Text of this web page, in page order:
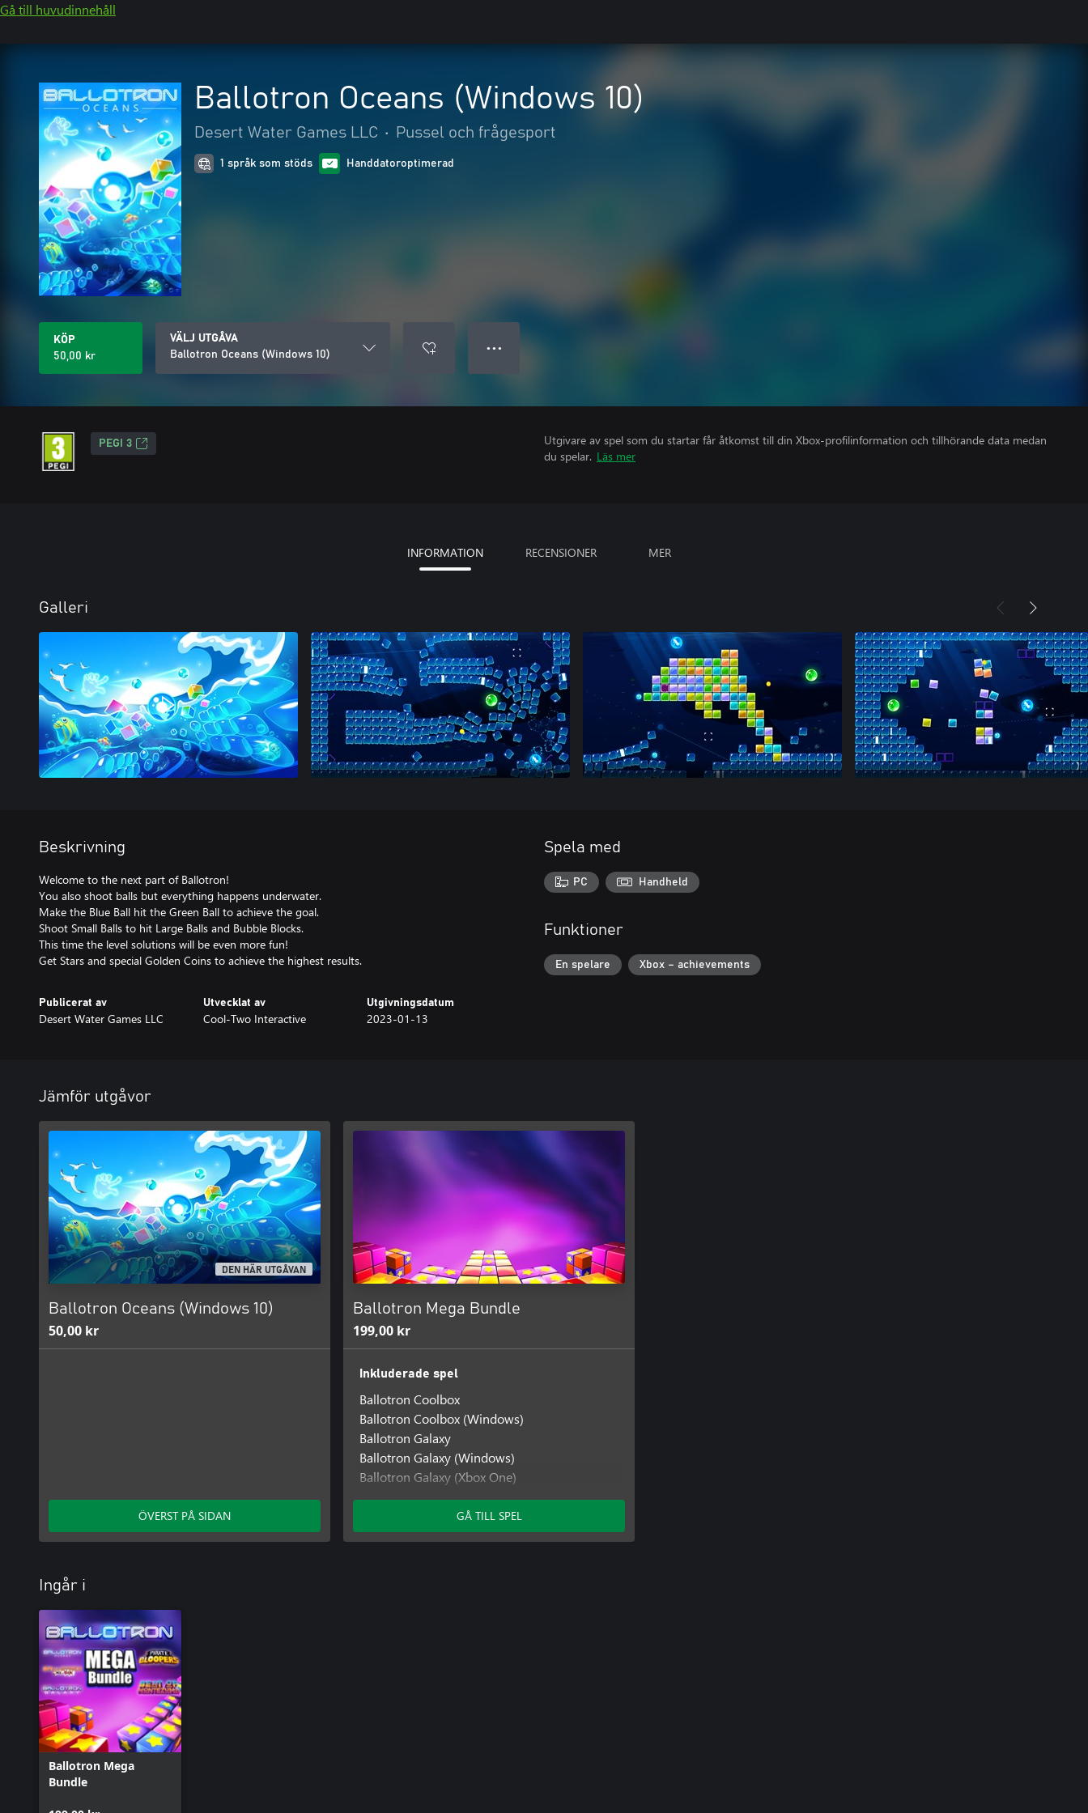
Gå till huvudinnehåll
Ballotron Oceans (Windows 10)
Desert Water Games LLC • Pussel och frågesport
1 språk som stöds Handdatoroptimerad
KÖP
50,00 kr
VÄLJ UTGÅVA
Ballotron Oceans (Windows 10)
● ● ●
PEGI 3
Utgivare av spel som du startar får åtkomst till din Xbox-profilinformation och tillhörande data medan
du spelar. Läs mer
INFORMATION RECENSIONER MER
Galleri
Beskrivning
Welcome to the next part of Ballotron!
You also shoot balls but everything happens underwater.
Make the Blue Ball hit the Green Ball to achieve the goal.
Shoot Small Balls to hit Large Balls and Bubble Blocks.
This time the level solutions will be even more fun!
Get Stars and special Golden Coins to achieve the highest results.
Publicerat av
Desert Water Games LLC
Utvecklat av
Cool-Two Interactive
Utgivningsdatum
2023-01-13
Spela med
PC Handheld
Funktioner
En spelare Xbox – achievements
Jämför utgåvor
DEN HÄR UTGÅVAN
Ballotron Oceans (Windows 10)
50,00 kr
ÖVERST PÅ SIDAN
Ballotron Mega Bundle
199,00 kr
Inkluderade spel
Ballotron Coolbox
Ballotron Coolbox (Windows)
Ballotron Galaxy
Ballotron Galaxy (Windows)
Ballotron Galaxy (Xbox One)
Ballotron Oceans
Ballotron Oceans (Windows 10)
Beat of Montezuma
GÅ TILL SPEL
Ingår i
Ballotron Mega
Bundle